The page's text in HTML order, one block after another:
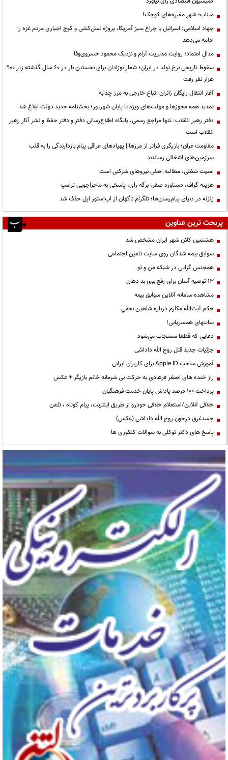
میناب؛ شهرِ مقبره‌های کوچک!
جهاد اسلامی: اسرائیل با چراغ سبز آمریکا، پروژه نسل‌کشی و کوچ اجباری مردم غزه را
ادامه می‌دهد
مدالِ اعتماد؛ روایت مدیریت آرام و نزدیک محمود خسروی‌وفا
سقوط تاریخی نرخ تولد در ایران؛ شمار نوزادان برای نخستین بار در ۶۰ سال گذشته زیر ۹۰۰
هزار نفر رفت
آغاز انتقال رایگان زائران اتباع خارجی به مرز چذابه
تمدید همه مجوزها و مهلت‌های ویژه تا پایان شهریور؛ بخشنامه جدید دولت ابلاغ شد
دفتر رهبر انقلاب: تنها مراجع رسمی، پایگاه اطلاع‌رسانی دفتر و دفتر حفظ و نشر آثار رهبر
انقلاب است
مقاومت عراق؛ بازیگری فراتر از مرزها | پهپادهای عراقی پیام بازدارندگی را به قلب
سرزمین‌های اشغالی رساندند
‌امنیت شغلی، مطالبه اصلی نیروهای شرکتی است
هزینه گزاف، دستاورد صفر؛ برگه رأی، پاسخی به ماجراجویی ترامپ
زلزله در دنیای پیام‌رسان‌ها؛ تلگرام ناگهان از اپ‌استور اپل حذف شد
پربحث ترین عناوین
هشتمین کلان شهر ایران مشخص شد
سوابق بیمه شدگان روی سایت تامین اجتماعی
همجنس گرایی در شبکه من و تو
13 توصیه آسان برای رفع بوی بد دهان
مشاهده سامانه آنلاين سوابق بیمه
حكم آيت‌الله مكارم درباره شاهين نجفي
سایتهای همسریابی!
دعايي كه قطعا مستجاب مي‌شود
جزئیات جدید قتل روح الله داداشی
آموزش ساخت Apple ID برای کاربران ایرانی
راز خنده های اصغر فرهادی به حرکت بی شرمانه خانم بازیگر + عکس
پرداخت ۱۰۰ درصد پاداش پایان خدمت فرهنگیان
خلافی آنلاین/استعلام خلافی خودرو از طریق اینترنت، پیام کوتاه ، تلفن
جسدغرق درخون روح الله داداشی (عکس)
پاسخ های دکتر توکلی به سوالات کنکوری ها